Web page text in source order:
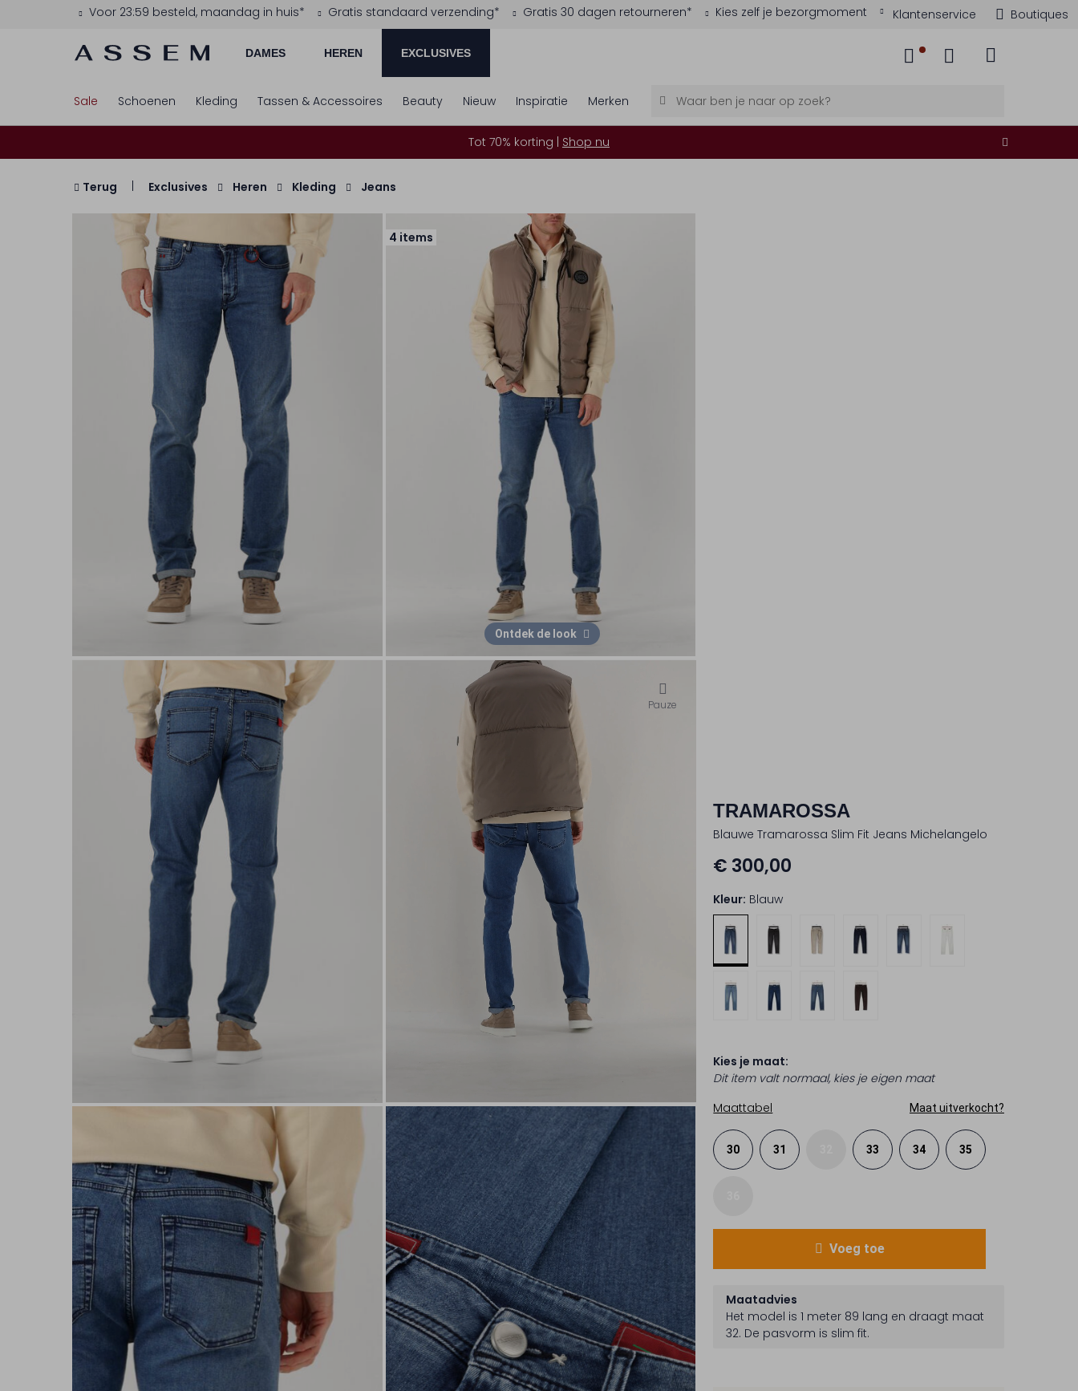
Voor 23:59 besteld, maandag in huis* Gratis standaard verzending* Gratis 30 dagen retourneren* Kies zelf je bezorgmoment Klantenservice Boutiques
DAMES HEREN EXCLUSIVES
Sale Schoenen Kleding Tassen & Accessoires Beauty Nieuw Inspiratie Merken
Tot 70% korting | Shop nu
Terug Exclusives Heren Kleding Jeans
4 items
Ontdek de look
Pauze
TRAMAROSSA
Blauwe Tramarossa Slim Fit Jeans Michelangelo
€ 300,00
Kleur: Blauw
Kies je maat:
Dit item valt normaal, kies je eigen maat
Maattabel
Maat uitverkocht?
30 31 33 34 35
Voeg toe
Maatadvies
Het model is 1 meter 89 lang en draagt maat
32. De pasvorm is slim fit.